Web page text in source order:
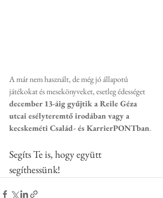
A már nem használt, de még jó állapotú
játékokat és mesekönyveket, esetleg édességet
december 13-áig gyűjtik a Reile Géza
utcai esélyteremtő irodában vagy a
kecskeméti Család- és KarrierPONTban.
Segíts Te is, hogy együtt
segíthessünk!